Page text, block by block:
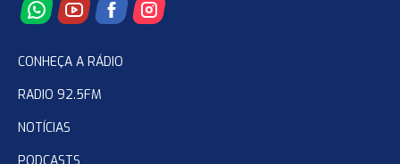
CONHEÇA A RÁDIO
RADIO 92.5FM
NOTÍCIAS